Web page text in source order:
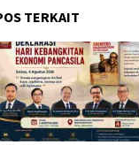
TERKAIT